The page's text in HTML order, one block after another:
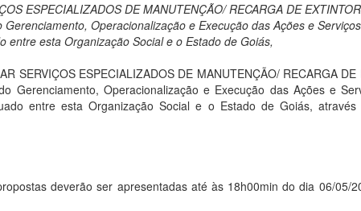
ESPECIALIZADOS DE MANUTENÇÃO/ RECARGA DE
Operacionalização e Execução das Ações e
esta Organização Social e o Estado de Goiás,
SERVIÇOS ESPECIALIZADOS DE MANUTENÇÃO/ RECARGA
Gerenciamento, Operacionalização e Execução das Ações e
entre esta Organização Social e o Estado de Goiás,
deverão ser apresentadas até às 18h00min do dia 06/